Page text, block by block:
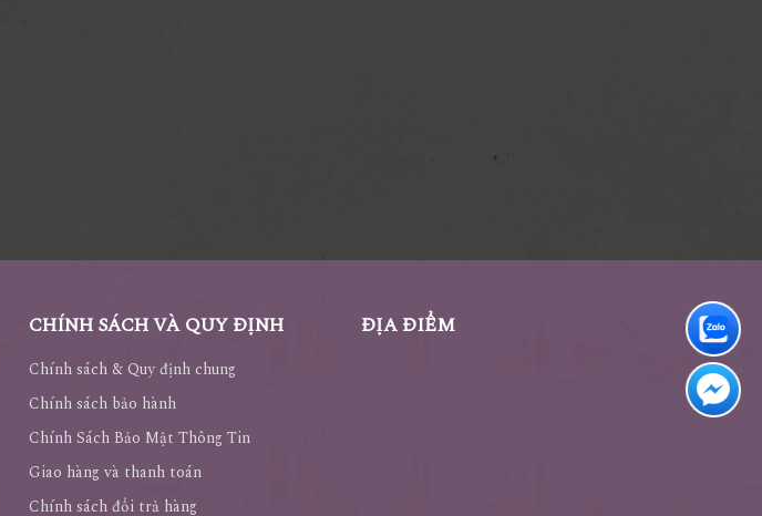
CHÍNH SÁCH VÀ QUY ĐỊNH
Chính sách & Quy định chung
Chính sách bảo hành
Chính Sách Bảo Mật Thông Tin
Giao hàng và thanh toán
Chính sách đổi trả hàng
ĐỊA ĐIỂM